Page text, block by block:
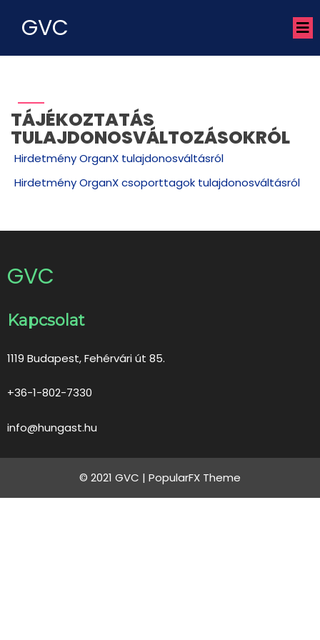
GVC
TÁJÉKOZTATÁS
TULAJDONOSVÁLTOZÁSOKRÓL
Hirdetmény OrganX tulajdonosváltásról
Hirdetmény OrganX csoporttagok tulajdonosváltásról
GVC
Kapcsolat
1119 Budapest, Fehérvári út 85.
+36-1-802-7330
info@hungast.hu
© 2021 GVC | PopularFX Theme